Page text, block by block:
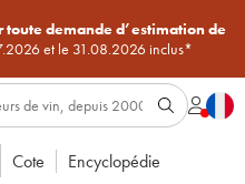
demande d’estimation de
et le 31.08.2026 inclus*
Cote Encyclopédie